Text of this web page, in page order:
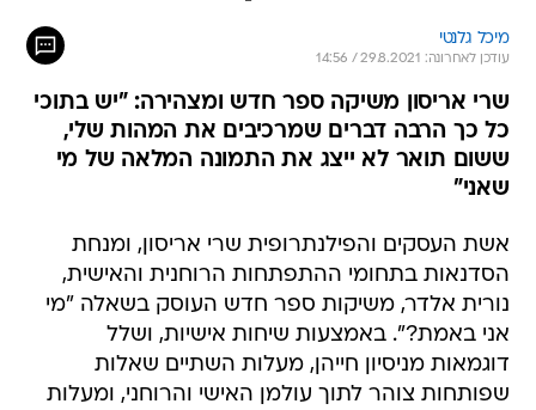
מיכל גלנטי
עודכן לאחרונה: 29.8.2021 / 14:56
שרי אריסון משיקה ספר חדש ומצהירה: "יש בתוכי
כל כך הרבה דברים שמרכיבים את המהות שלי,
ששום תואר לא ייצג את התמונה המלאה של מי
שאני"
אשת העסקים והפילנתרופית שרי אריסון, ומנחת
הסדנאות בתחומי ההתפתחות הרוחנית והאישית,
נורית אלדר, משיקות ספר חדש העוסק בשאלה "מי
אני באמת?". באמצעות שיחות אישיות, ושלל
דוגמאות מניסיון חייהן, מעלות השתיים שאלות
שפותחות צוהר לתוך עולמן האישי והרוחני, ומעלות